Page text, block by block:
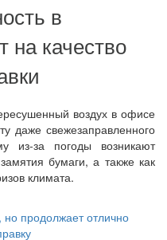
в
качество
воздух в офисе
даже свежезаправленного
из-за погоды возникают
бумаги, а также как
климата.